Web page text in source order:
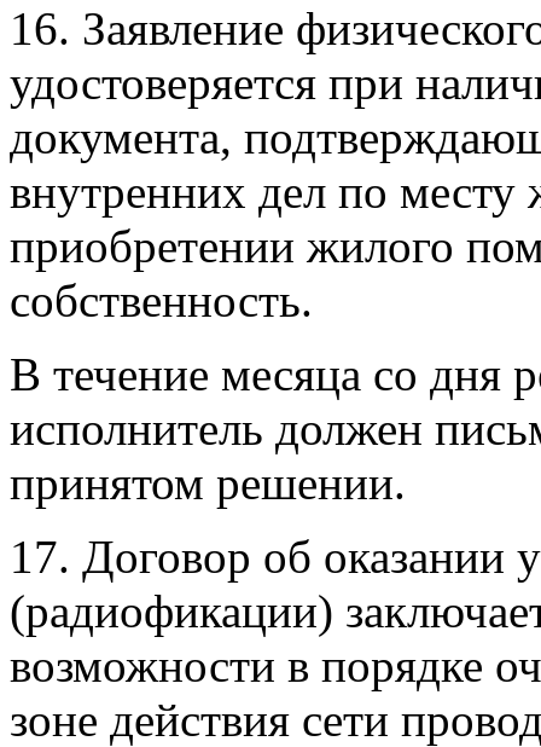
16. Заявление
удостоверяется при
документа,
внутренних дел по месту
приобретении жилого
собственность.
В течение месяца со дня
исполнитель должен
принятом решении.
17. Договор об оказании
(радиофикации)
возможности в порядке
зоне действия сети